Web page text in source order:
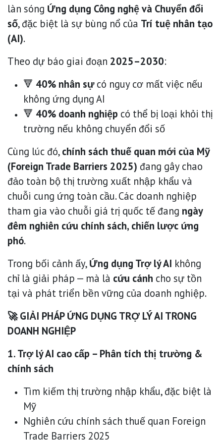
làn sóng Ứng dụng Công nghệ và Chuyển đổi
số, đặc biệt là sự bùng nổ của Trí tuệ nhân tạo
(AI).
Theo dự báo giai đoạn 2025–2030:
🔻 40% nhân sựcó nguy cơ mất việc nếu
không ứng dụng AI
🔻 40% doanh nghiệp có thể bị loại khỏi thị
trường nếu không chuyển đổi số
Cùng lúc đó,chính sách thuế quan mới của Mỹ
(Foreign Trade Barriers 2025) đang gây chao
đảo toàn bộ thị trường xuất nhập khẩu và
chuỗi cung ứng toàn cầu. Các doanh nghiệp
tham gia vào chuỗi giá trị quốc tế đang ngày
đêm nghiên cứu chính sách, chiến lược ứng
phó.
Trong bối cảnh ấy,Ứng dụng Trợ lý AI không
chỉ là giải pháp — mà là cứu cánh cho sự tồn
tại và phát triển bền vững của doanh nghiệp.
🚀 GIẢI PHÁP ỨNG DỤNG TRỢ LÝ AI TRONG
DOANH NGHIỆP
1. Trợ lý AI cao cấp – Phân tích thị trường &
chính sách
Tìm kiếm thị trường nhập khẩu, đặc biệt là
Mỹ
Nghiên cứu chính sách thuế quan Foreign
Trade Barriers 2025